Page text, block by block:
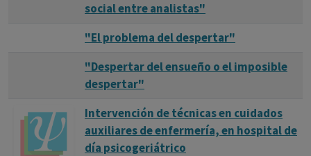
social entre analistas"
"El problema del despertar"
"Despertar del ensueño o el imposible
despertar"
Intervención de técnicas en cuidados
auxiliares de enfermería, en hospital de
día psicogeriátrico